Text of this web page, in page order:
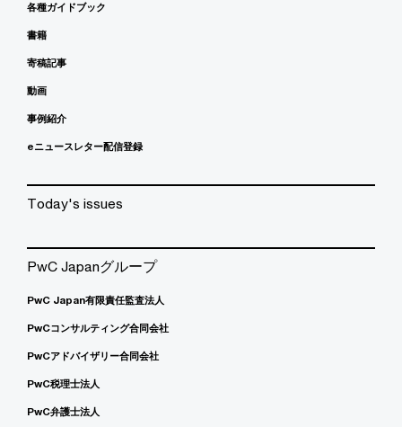
各種ガイドブック
書籍
寄稿記事
動画
事例紹介
eニュースレター配信登録
Today's issues
PwC Japanグループ
PwC Japan有限責任監査法人
PwCコンサルティング合同会社
PwCアドバイザリー合同会社
PwC税理士法人
PwC弁護士法人